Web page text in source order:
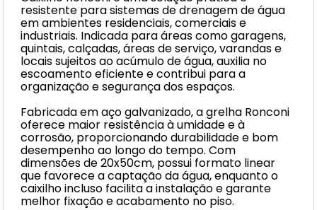
resistente para sistemas de drenagem de água
em ambientes residenciais, comerciais e
industriais. Indicada para áreas como garagens,
quintais, calçadas, áreas de serviço, varandas e
locais sujeitos ao acúmulo de água, auxilia no
escoamento eficiente e contribui para a
organização e segurança dos espaços.
Fabricada em aço galvanizado, a grelha Ronconi
oferece maior resistência à umidade e à
corrosão, proporcionando durabilidade e bom
desempenho ao longo do tempo. Com
dimensões de 20x50cm, possui formato linear
que favorece a captação da água, enquanto o
caixilho incluso facilita a instalação e garante
melhor fixação e acabamento no piso.